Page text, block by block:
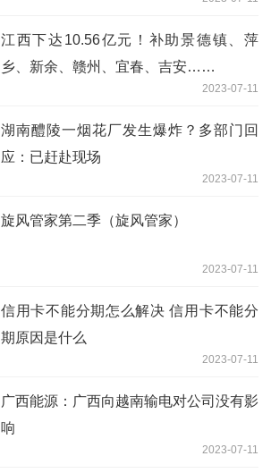
江西下达10.56亿元！补助景德镇、萍
乡、新余、赣州、宜春、吉安……
2023-07-11
湖南醴陵一烟花厂发生爆炸？多部门回
应：已赶赴现场
2023-07-11
旋风管家第二季（旋风管家）
2023-07-11
信用卡不能分期怎么解决 信用卡不能分
期原因是什么
2023-07-11
广西能源：广西向越南输电对公司没有影
响
2023-07-11